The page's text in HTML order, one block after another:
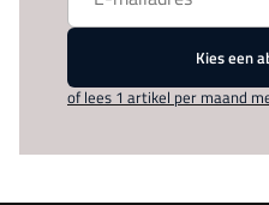
Kies een
of lees 1 artikel per maand